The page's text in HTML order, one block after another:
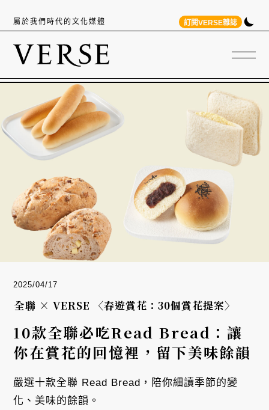
屬於我們時代的文化媒體 訂閱VERSE雜誌
2025/04/17
全聯 × VERSE 〈春遊賞花：30個賞花提案〉
10款全聯必吃Read Bread：讓
你在賞花的回憶裡，留下美味餘韻
嚴選十款全聯 Read Bread，陪你細讀季節的變
化、美味的餘韻。